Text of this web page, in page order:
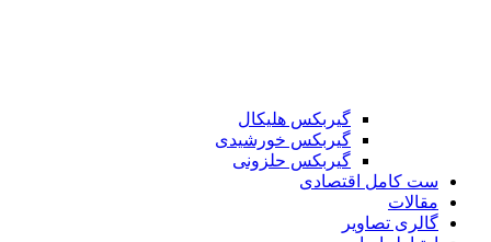
گیربکس هلیکال
گیربکس خورشیدی
گیربکس حلزونی
ست کامل اقتصادی
مقالات
گالری تصاویر